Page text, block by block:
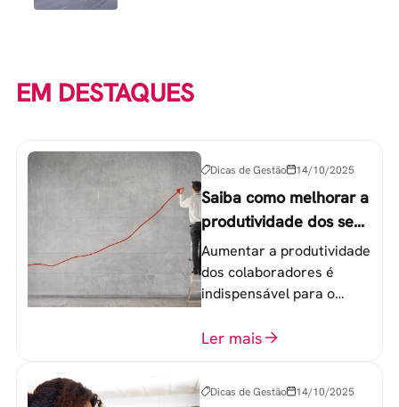
EM DESTAQUES
Dicas de Gestão 14/10/2025
Saiba como melhorar a
produtividade dos seus
colaboradores
Aumentar a produtividade
dos colaboradores é
indispensável para o
equipe de trabalho. 6
Ler mais
Dicas de Gestão 14/10/2025